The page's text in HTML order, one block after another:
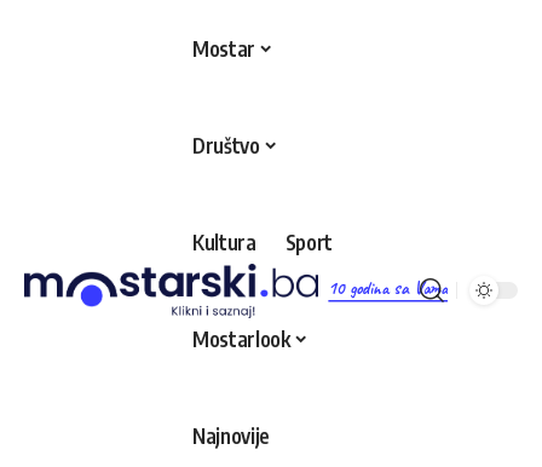
10 godina sa Vama
Mostar
Društvo
Kultura Sport
Mostarlook
Najnovije